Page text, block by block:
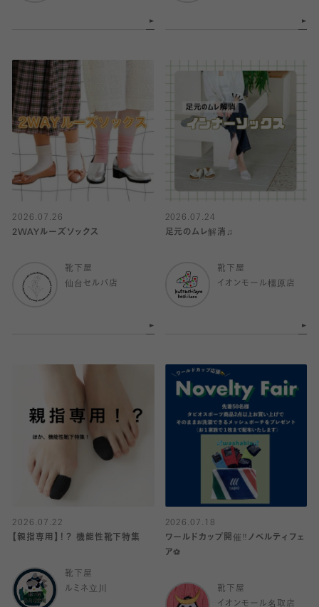
2026.07.26
2WAYルーズソックス
靴下屋
仙台セルバ店
2026.07.24
足元のムレ解消♫
靴下屋
イオンモール橿原店
2026.07.22
【親指専用】！？ 機能性靴下特集
靴下屋
ルミネ立川
2026.07.18
ワールドカップ開催‼️ノベルティフェ
ア⚽️
靴下屋
イオンモール名取店